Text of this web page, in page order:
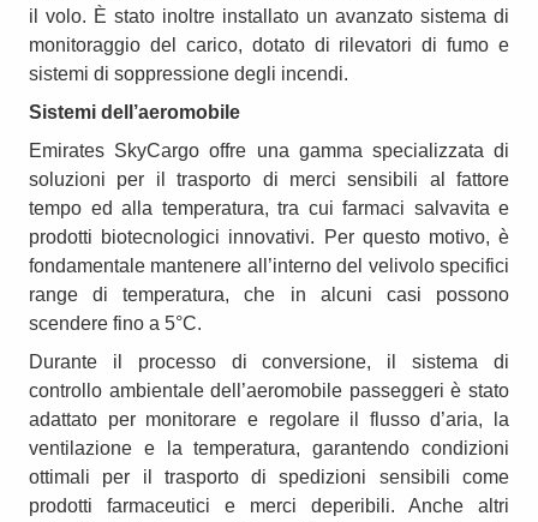
il volo. È stato inoltre installato un avanzato sistema di
monitoraggio del carico, dotato di rilevatori di fumo e
sistemi di soppressione degli incendi.
Sistemi dell’aeromobile
Emirates SkyCargo offre una gamma specializzata di
soluzioni per il trasporto di merci sensibili al fattore
tempo ed alla temperatura, tra cui farmaci salvavita e
prodotti biotecnologici innovativi. Per questo motivo, è
fondamentale mantenere all’interno del velivolo specifici
range di temperatura, che in alcuni casi possono
scendere fino a 5°C.
Durante il processo di conversione, il sistema di
controllo ambientale dell’aeromobile passeggeri è stato
adattato per monitorare e regolare il flusso d’aria, la
ventilazione e la temperatura, garantendo condizioni
ottimali per il trasporto di spedizioni sensibili come
prodotti farmaceutici e merci deperibili. Anche altri